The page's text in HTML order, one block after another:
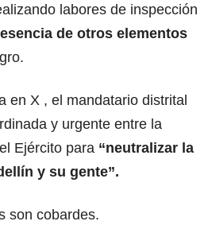
labores de inspección
de otros elementos
en X , el mandatario distrital
y urgente entre la
Ejército para “neutralizar la
y su gente”.
son cobardes.